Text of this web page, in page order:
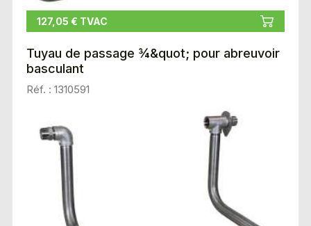
127,05 € TVAC
Tuyau de passage ¾&quot; pour abreuvoir
basculant
Réf. : 1310591